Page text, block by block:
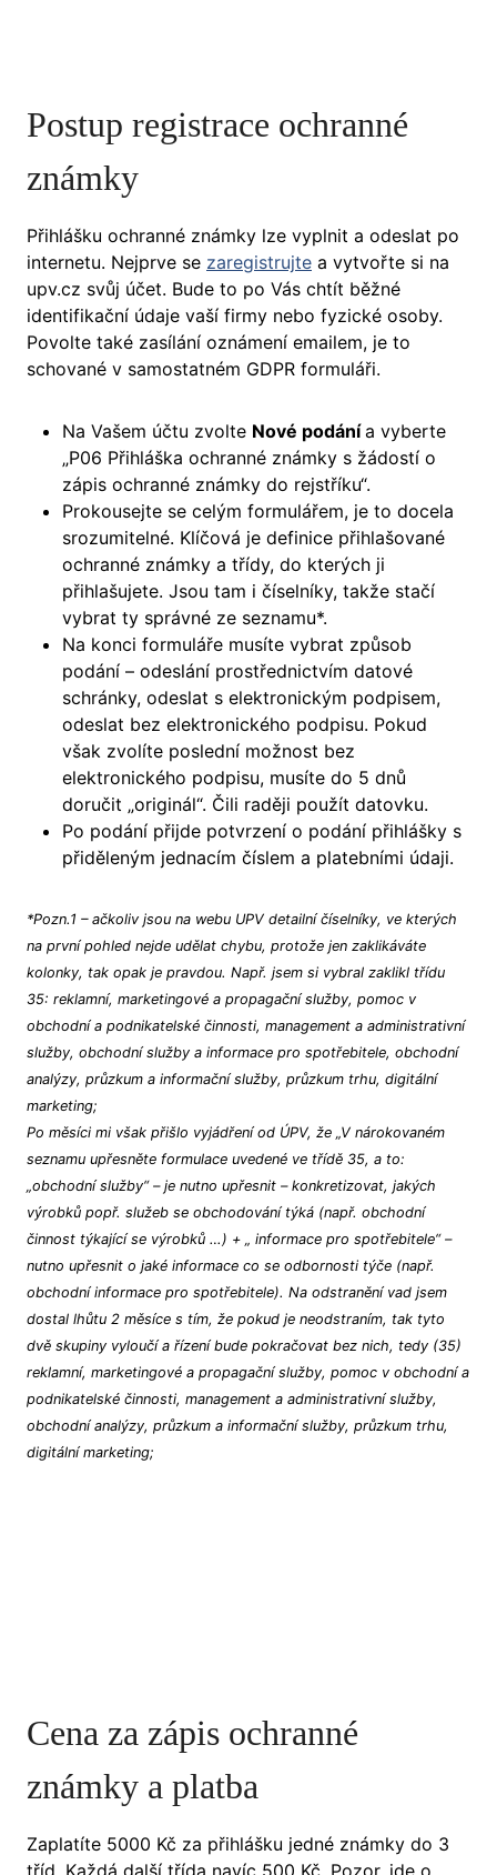
Postup registrace ochranné
známky
Přihlášku ochranné známky lze vyplnit a odeslat po
internetu. Nejprve se zaregistrujte a vytvořte si na
upv.cz svůj účet. Bude to po Vás chtít běžné
identifikační údaje vaší firmy nebo fyzické osoby.
Povolte také zasílání oznámení emailem, je to
schované v samostatném GDPR formuláři.
Na Vašem účtu zvolte Nové podánía vyberte
„P06 Přihláška ochranné známky s žádostí o
zápis ochranné známky do rejstříku“.
Prokousejte se celým formulářem, je to docela
srozumitelné. Klíčová je definice přihlašované
ochranné známky a třídy, do kterých ji
přihlašujete. Jsou tam i číselníky, takže stačí
vybrat ty správné ze seznamu*.
Na konci formuláře musíte vybrat způsob
podání – odeslání prostřednictvím datové
schránky, odeslat s elektronickým podpisem,
odeslat bez elektronického podpisu. Pokud
však zvolíte poslední možnost bez
elektronického podpisu, musíte do 5 dnů
doručit „originál“. Čili raději použít datovku.
Po podání přijde potvrzení o podání přihlášky s
přiděleným jednacím číslem a platebními údaji.
*Pozn.1 – ačkoliv jsou na webu UPV detailní číselníky, ve kterých
na první pohled nejde udělat chybu, protože jen zaklikáváte
kolonky, tak opak je pravdou. Např. jsem si vybral zaklikl třídu
35: reklamní, marketingové a propagační služby, pomoc v
obchodní a podnikatelské činnosti, management a administrativní
služby, obchodní služby a informace pro spotřebitele, obchodní
analýzy, průzkum a informační služby, průzkum trhu, digitální
marketing;
Po měsíci mi však přišlo vyjádření od ÚPV, že „V nárokovaném
seznamu upřesněte formulace uvedené ve třídě 35, a to:
„obchodní služby“ – je nutno upřesnit – konkretizovat, jakých
výrobků popř. služeb se obchodování týká (např. obchodní
činnost týkající se výrobků …) + „ informace pro spotřebitele“ –
nutno upřesnit o jaké informace co se odbornosti týče (např.
obchodní informace pro spotřebitele). Na odstranění vad jsem
dostal lhůtu 2 měsíce s tím, že pokud je neodstraním, tak tyto
dvě skupiny vyloučí a řízení bude pokračovat bez nich, tedy (35)
reklamní, marketingové a propagační služby, pomoc v obchodní a
podnikatelské činnosti, management a administrativní služby,
obchodní analýzy, průzkum a informační služby, průzkum trhu,
digitální marketing;
Cena za zápis ochranné
známky a platba
Zaplatíte 5000 Kč za přihlášku jedné známky do 3
tříd. Každá další třída navíc 500 Kč. Pozor, jde o